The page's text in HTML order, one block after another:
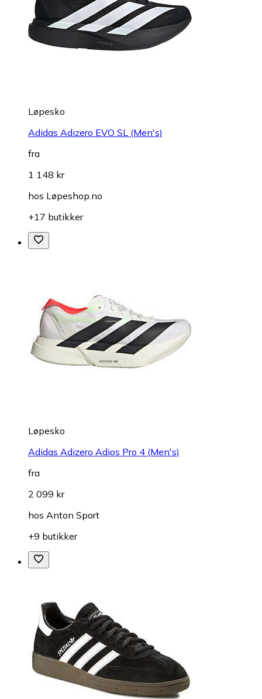
Løpesko
Adidas Adizero EVO SL (Men's)
fra
1 148 kr
hos Løpeshop.no
+17 butikker
Løpesko
Adidas Adizero Adios Pro 4 (Men's)
fra
2 099 kr
hos Anton Sport
+9 butikker